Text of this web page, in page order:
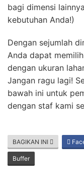
bagi dimensi
kebutuhan Anda!)
Dengan sejumlah
Anda dapat
dengan ukuran
Jangan ragu lagi!
bawah ini untuk
dengan staf kami
BAGIKAN INI
Buffer